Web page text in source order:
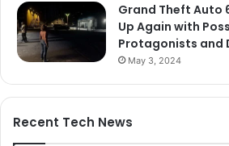
Grand Theft Auto
Up Again with
Protagonists and
May 3, 2024
Recent Tech News